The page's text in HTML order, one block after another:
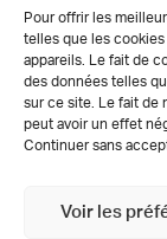
Pour offrir les
telles que les
appareils. Le fait de
des données telles
sur ce site. Le fait de
peut avoir un effet
Continuer sans
Voir les
Infos & conseils
Actualités